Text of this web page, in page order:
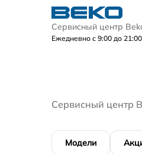
Сервисный центр
Ежедневно с 9:00 до 21:00
Сервисный центр
Модели